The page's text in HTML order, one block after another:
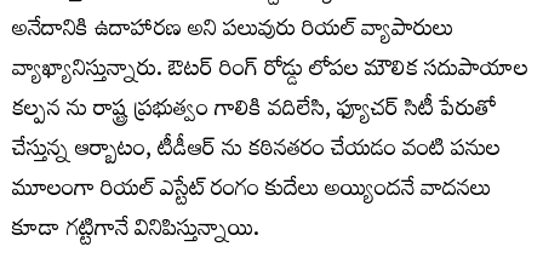
అనేదానికి ఉదాహారణ అని పలువురు రియల్ వ్యాపారులు
వ్యాఖ్యానిస్తున్నారు. ఔటర్ రింగ్ రోడ్డు లోపల మౌలిక సదుపాయాల
కల్పన ను రాష్ట్ర ప్రభుత్వం గాలికి వదిలేసి, ఫ్యూచర్ సిటీ పేరుతో
చేస్తున్న ఆర్బాటం, టీడీఆర్ ను కఠినతరం చేయడం వంటి పనుల
మూలంగా రియల్ ఎస్టేట్ రంగం కుదేలు అయ్యిందనే వాదనలు
కూడా గట్టిగానే వినిపిస్తున్నాయి.